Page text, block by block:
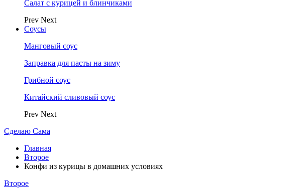
Салат с курицей и блинчиками
Prev Next
Соусы
Манговый соус
Заправка для пасты на зиму
Грибной соус
Китайский сливовый соус
Prev Next
Сделаю Сама
Главная
Второе
Конфи из курицы в домашних условиях
Второе